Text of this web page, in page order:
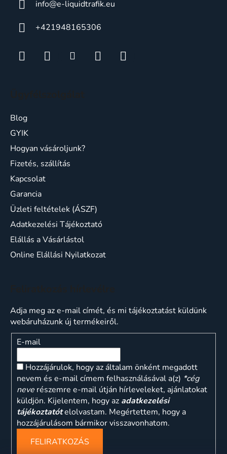
info@e-liquidtrafik.eu
+421948165306
Blog
GYIK
Hogyan vásároljunk?
Fizetés, szállítás
Kapcsolat
Garancia
Üzleti feltételek (ÁSZF)
Adatkezelési Tájékoztató
Elállás a Vásárlástol
Online Elállási Nyilatkozat
Adja meg az e-mail címét, és mi tájékoztatást küldünk
webáruházunk új termékeiről.
E-mail
Hozzájárulok, hogy az általam önként megadott
nevem és e-mail címem felhasználásával a(z) *cég
neve részemre e-mail útján hírleveleket, ajánlatokat
küldjön. Kijelentem, hogy az adatkezelési
tájékoztatótelolvastam. Megértettem, hogy a
hozzájárulásom bármikor visszavonhatom.
FELIRATKOZÁS